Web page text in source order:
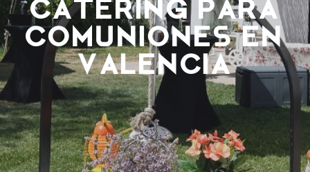
comuniones en
Valencia